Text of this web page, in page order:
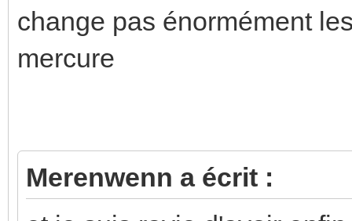
change pas énormément
mercure
Merenwenn a écrit :